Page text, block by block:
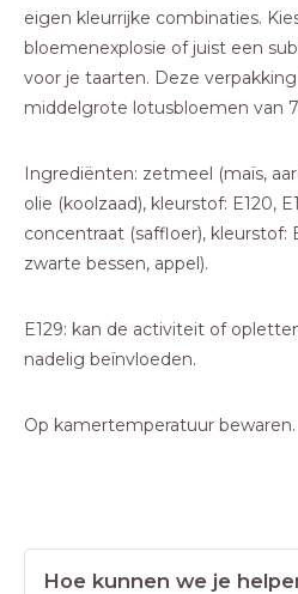
eigen kleurrijke combinaties.
bloemenexplosie of juist een
voor je taarten. Deze
middelgrote lotusbloemen van
Ingrediënten: zetmeel (maïs,
olie (koolzaad), kleurstof: E120,
concentraat (saffloer), kleurstof:
zwarte bessen, appel).
E129: kan de activiteit of
nadelig beïnvloeden.
Op kamertemperatuur bewaren.
Hoe kunnen we je